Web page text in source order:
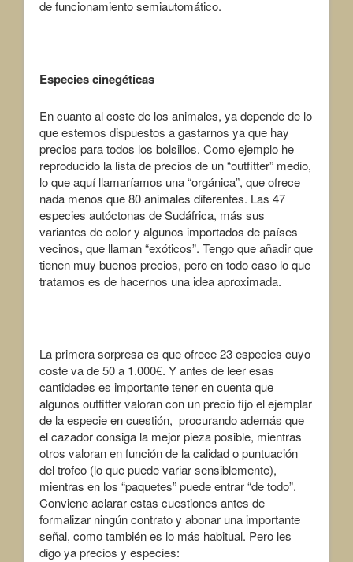
de funcionamiento semiautomático.
Especies cinegéticas
En cuanto al coste de los animales, ya depende de lo
que estemos dispuestos a gastarnos ya que hay
precios para todos los bolsillos. Como ejemplo he
reproducido la lista de precios de un “outfitter” medio,
lo que aquí llamaríamos una “orgánica”, que ofrece
nada menos que 80 animales diferentes. Las 47
especies autóctonas de Sudáfrica, más sus
variantes de color y algunos importados de países
vecinos, que llaman “exóticos”. Tengo que añadir que
tienen muy buenos precios, pero en todo caso lo que
tratamos es de hacernos una idea aproximada.
La primera sorpresa es que ofrece 23 especies cuyo
coste va de 50 a 1.000€. Y antes de leer esas
cantidades es importante tener en cuenta que
algunos outfitter valoran con un precio fijo el ejemplar
de la especie en cuestión, procurando además que
el cazador consiga la mejor pieza posible, mientras
otros valoran en función de la calidad o puntuación
del trofeo (lo que puede variar sensiblemente),
mientras en los “paquetes” puede entrar “de todo”.
Conviene aclarar estas cuestiones antes de
formalizar ningún contrato y abonar una importante
señal, como también es lo más habitual. Pero les
digo ya precios y especies: